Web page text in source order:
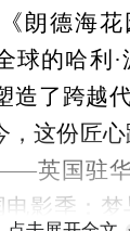
朗德海花
球的哈利·
造了跨越
，这份匠
英国驻
影季：梦